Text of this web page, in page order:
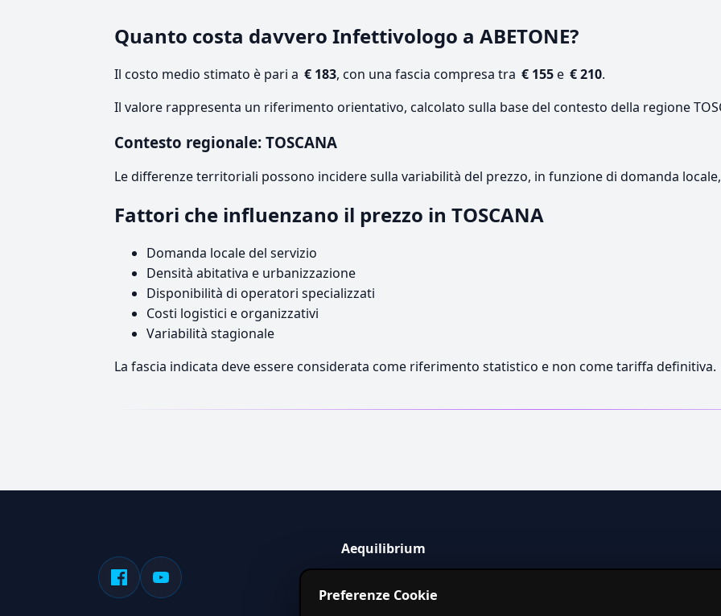
Quanto costa davvero Infettivologo a ABETONE?
Il costo medio stimato è pari a € 183, con una fascia compresa tra € 155e € 210.
Il valore rappresenta un riferimento orientativo, calcolato sulla base del contesto della regione
Contesto regionale: TOSCANA
Le differenze territoriali possono incidere sulla variabilità del prezzo, in funzione di domanda
Fattori che influenzano il prezzo in TOSCANA
Domanda locale del servizio
Densità abitativa e urbanizzazione
Disponibilità di operatori specializzati
Costi logistici e organizzativi
Variabilità stagionale
La fascia indicata deve essere considerata come riferimento statistico e non come tariffa definitiva.
Aequilibrium
servizi in Italia.
Preferenze Cookie